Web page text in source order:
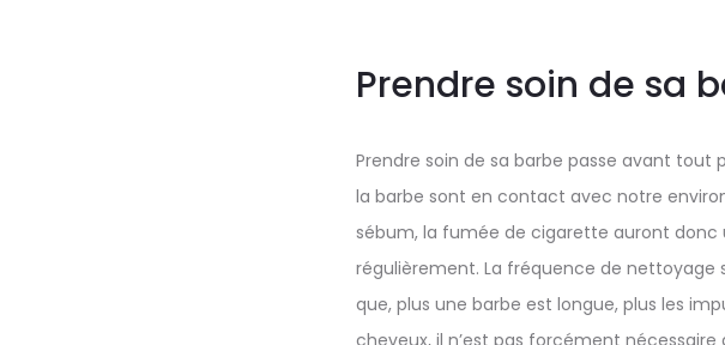
Prendre soin de sa
Prendre soin de sa barbe passe avant tout
la barbe sont en contact avec notre
sébum, la fumée de cigarette auront donc
régulièrement. La fréquence de nettoyage
que, plus une barbe est longue, plus les